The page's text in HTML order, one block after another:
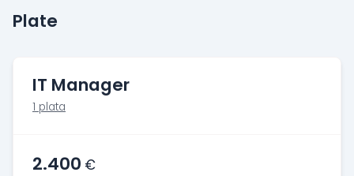
Plate
IT Manager
1 plata
2.400 €